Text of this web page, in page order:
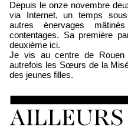
Depuis le onze novembre
via Internet, un temps
autres énervages
contentages. Sa première
deuxième ici.
Je vis au centre de Rouen
autrefois les Sœurs de la
des jeunes filles.